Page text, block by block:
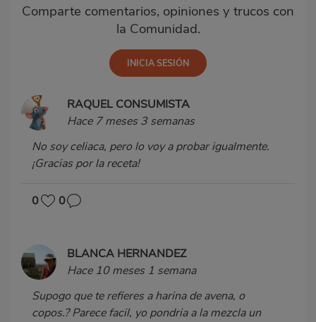
Comparte comentarios, opiniones y trucos con
la Comunidad.
RAQUEL CONSUMISTA
Hace 7 meses 3 semanas
No soy celiaca, pero lo voy a probar igualmente.
¡Gracias por la receta!
0 0
BLANCA HERNANDEZ
Hace 10 meses 1 semana
Supogo que te refieres a harina de avena, o
copos.? Parece facil, yo pondria a la mezcla un